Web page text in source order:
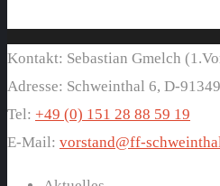
Kontakt: Sebastian Gmelch
Adresse: Schweinthal 6, D-
Tel: +49 (0) 151 28 88 59 19
E-Mail: vorstand@ff-